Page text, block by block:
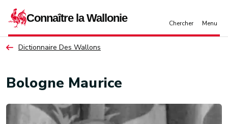
Dictionnaire Des Wallons
Bologne Maurice